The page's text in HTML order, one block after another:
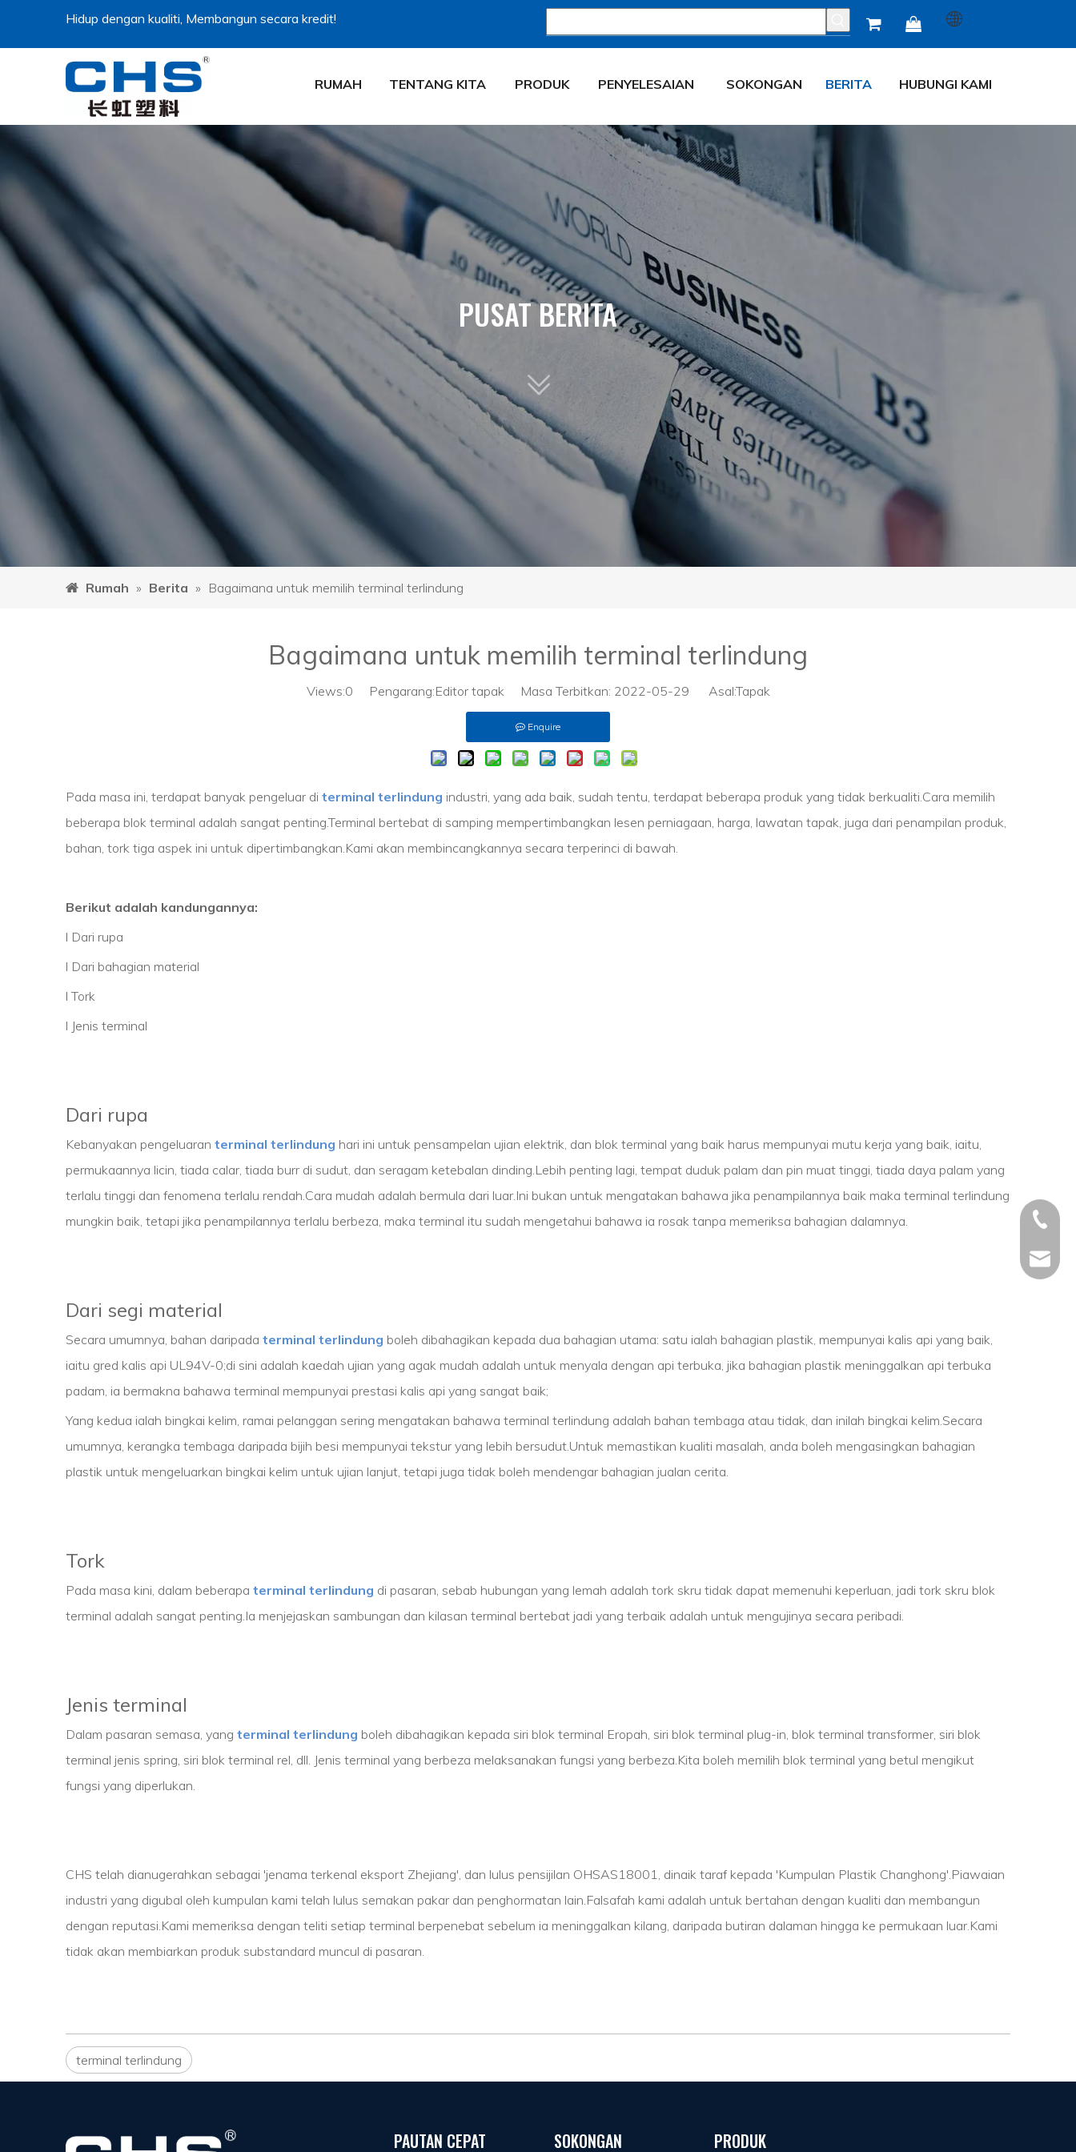
Hidup dengan kualiti, Membangun secara kredit!  
RUMAH TENTANG KITA PRODUK PENYELESAIAN SOKONGAN BERITA HUBUNGI KAMI
PUSAT BERITA
Rumah » Berita » Bagaimana untuk memilih terminal terlindung
Bagaimana untuk memilih terminal terlindung
Views:0 Pengarang:Editor tapak Masa Terbitkan: 2022-05-29 Asal:Tapak
Enquire
Pada masa ini, terdapat banyak pengeluar di terminal terlindung industri, yang ada baik, sudah tentu, terdapat beberapa produk yang tidak berkualiti.Cara memilih
beberapa blok terminal adalah sangat penting.Terminal bertebat di samping mempertimbangkan lesen perniagaan, harga, lawatan tapak, juga dari penampilan produk,
bahan, tork tiga aspek ini untuk dipertimbangkan.Kami akan membincangkannya secara terperinci di bawah.
Berikut adalah kandungannya:
l Dari rupa
l Dari bahagian material
l Tork
l Jenis terminal
Dari rupa
Kebanyakan pengeluaran terminal terlindung hari ini untuk pensampelan ujian elektrik, dan blok terminal yang baik harus mempunyai mutu kerja yang baik, iaitu,
permukaannya licin, tiada calar, tiada burr di sudut, dan seragam ketebalan dinding.Lebih penting lagi, tempat duduk palam dan pin muat tinggi, tiada daya palam yang
terlalu tinggi dan fenomena terlalu rendah.Cara mudah adalah bermula dari luar.Ini bukan untuk mengatakan bahawa jika penampilannya baik maka terminal terlindung
mungkin baik, tetapi jika penampilannya terlalu berbeza, maka terminal itu sudah mengetahui bahawa ia rosak tanpa memeriksa bahagian dalamnya.
Dari segi material
Secara umumnya, bahan daripada terminal terlindung boleh dibahagikan kepada dua bahagian utama: satu ialah bahagian plastik, mempunyai kalis api yang baik,
iaitu gred kalis api UL94V-0;di sini adalah kaedah ujian yang agak mudah adalah untuk menyala dengan api terbuka, jika bahagian plastik meninggalkan api terbuka
padam, ia bermakna bahawa terminal mempunyai prestasi kalis api yang sangat baik;
Yang kedua ialah bingkai kelim, ramai pelanggan sering mengatakan bahawa terminal terlindung adalah bahan tembaga atau tidak, dan inilah bingkai kelim.Secara
umumnya, kerangka tembaga daripada bijih besi mempunyai tekstur yang lebih bersudut.Untuk memastikan kualiti masalah, anda boleh mengasingkan bahagian
plastik untuk mengeluarkan bingkai kelim untuk ujian lanjut, tetapi juga tidak boleh mendengar bahagian jualan cerita.
Tork
Pada masa kini, dalam beberapa terminal terlindung di pasaran, sebab hubungan yang lemah adalah tork skru tidak dapat memenuhi keperluan, jadi tork skru blok
terminal adalah sangat penting.Ia menjejaskan sambungan dan kilasan terminal bertebat jadi yang terbaik adalah untuk mengujinya secara peribadi.
Jenis terminal
Dalam pasaran semasa, yang terminal terlindung boleh dibahagikan kepada siri blok terminal Eropah, siri blok terminal plug-in, blok terminal transformer, siri blok
terminal jenis spring, siri blok terminal rel, dll. Jenis terminal yang berbeza melaksanakan fungsi yang berbeza.Kita boleh memilih blok terminal yang betul mengikut
fungsi yang diperlukan.
CHS telah dianugerahkan sebagai 'jenama terkenal eksport Zhejiang', dan lulus pensijilan OHSAS18001, dinaik taraf kepada 'Kumpulan Plastik Changhong'.Piawaian
industri yang digubal oleh kumpulan kami telah lulus semakan pakar dan penghormatan lain.Falsafah kami adalah untuk bertahan dengan kualiti dan membangun
dengan reputasi.Kami memeriksa dengan teliti setiap terminal berpenebat sebelum ia meninggalkan kilang, daripada butiran dalaman hingga ke permukaan luar.Kami
tidak akan membiarkan produk substandard muncul di pasaran.
terminal terlindung
+86 -
+86 -
PAUTAN CEPAT SOKONGAN PRODUK